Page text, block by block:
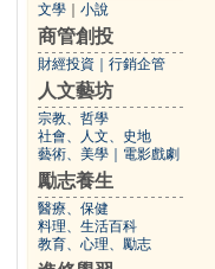
文學 小說
商管創投
財經投資 行銷企管
人文藝坊
宗教、哲學
社會、人文、史地
藝術、美學
電影戲劇
勵志養生
醫療、保健
料理、生活百科
教育、心理、勵志